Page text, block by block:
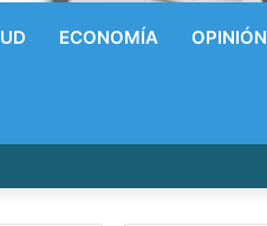
ECONOMÍA OPINIÓN
de la Natación Dominicana